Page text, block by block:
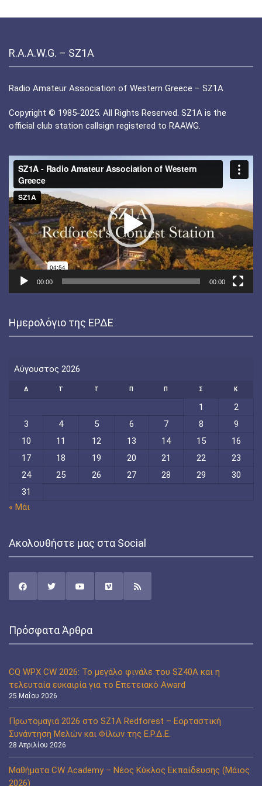
R.A.A.W.G. – SZ1A
Radio Amateur Association of Western Greece – SZ1A
Copyright © 1985-2025. All Rights Reserved. SZ1A is the
official club station callsign registered to RAAWG.
Πρόγραμμα
Αναπαραγωγής
Βίντεο
00:00 00:00
Ημερολόγιο της ΕΡΔΕ
Αύγουστος 2026
Δ Τ Τ Π Π Σ Κ
1
2
3
4 5 6 7 8
9
10
11 12 13 14 15
16
17
18 19 20 21 22
23
24
25 26 27 28 29
30
31
« Μάι
Ακολουθήστε μας στα Social
Πρόσφατα Άρθρα
CQ WPX CW 2026: Το μεγάλο φινάλε του SZ40A και η
τελευταία ευκαιρία για το Επετειακό Award
25 Μαΐου 2026
Πρωτομαγιά 2026 στο SZ1A Redforest – Εορταστική
Συνάντηση Μελών και Φίλων της Ε.Ρ.Δ.Ε.
28 Απριλίου 2026
Μαθήματα CW Academy – Νέος Κύκλος Εκπαίδευσης (Μάιος
2026)